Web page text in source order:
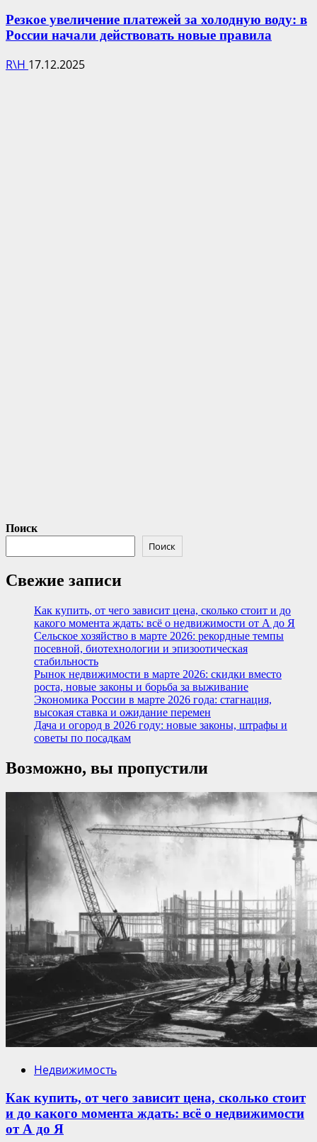
Резкое увеличение платежей за холодную воду: в
России начали действовать новые правила
R\H 17.12.2025
Поиск
Поиск
Свежие записи
Как купить, от чего зависит цена, сколько стоит и до
какого момента ждать: всё о недвижимости от А до Я
Сельское хозяйство в марте 2026: рекордные темпы
посевной, биотехнологии и эпизоотическая
стабильность
Рынок недвижимости в марте 2026: скидки вместо
роста, новые законы и борьба за выживание
Экономика России в марте 2026 года: стагнация,
высокая ставка и ожидание перемен
Дача и огород в 2026 году: новые законы, штрафы и
советы по посадкам
Возможно, вы пропустили
Недвижимость
Как купить, от чего зависит цена, сколько стоит
и до какого момента ждать: всё о недвижимости
от А до Я